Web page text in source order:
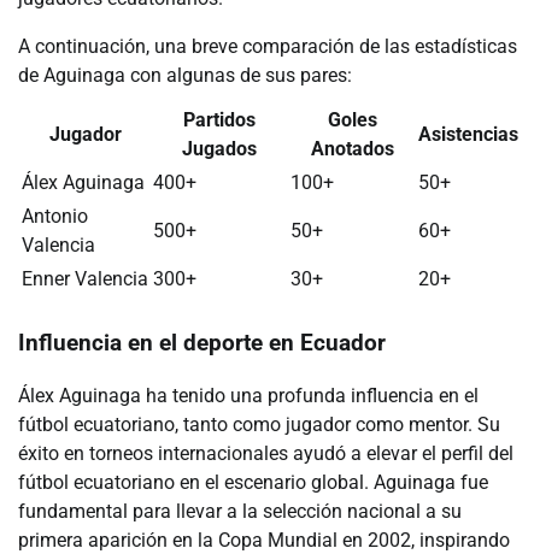
A continuación, una breve comparación de las estadísticas
de Aguinaga con algunas de sus pares:
Jugador
Partidos
Jugados
Goles
Anotados
Asistencias
Álex Aguinaga 400+ 100+
50+
Antonio
Valencia
500+ 50+ 60+
Enner Valencia 300+ 30+ 20+
Influencia en el deporte en Ecuador
Álex Aguinaga ha tenido una profunda influencia en el
fútbol ecuatoriano, tanto como jugador como mentor. Su
éxito en torneos internacionales ayudó a elevar el perfil del
fútbol ecuatoriano en el escenario global. Aguinaga fue
fundamental para llevar a la selección nacional a su
primera aparición en la Copa Mundial en 2002, inspirando